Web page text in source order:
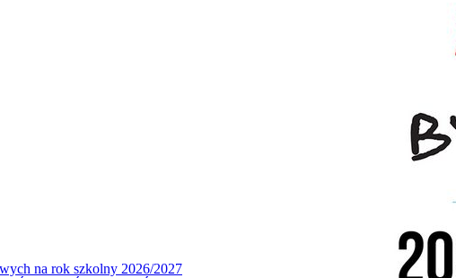
na rok szkolny 2026/2027